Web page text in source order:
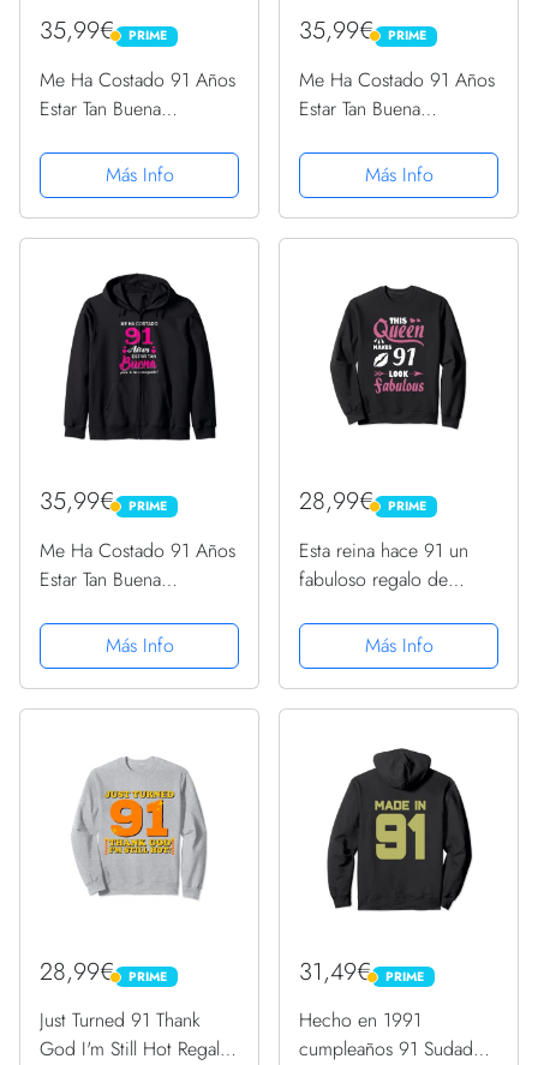
35,99€ PRIME
PRIME
Me Ha Costado 91 Años
Estar Tan Buena
Sudadera con Capucha
Más Info
35,99€ PRIME
PRIME
Me Ha Costado 91 Años
Estar Tan Buena
Sudadera con Capucha
Más Info
35,99€ PRIME
PRIME
Me Ha Costado 91 Años
Estar Tan Buena
Sudadera con Capucha
Más Info
28,99€ PRIME
PRIME
Esta reina hace 91 un
fabuloso regalo de
SudaderaMás Info
28,99€ PRIME
PRIME
Just Turned 91 Thank
God I'm Still Hot Regalo
31,49€ PRIME
PRIME
Hecho en 1991
cumpleaños 91 Sudadera